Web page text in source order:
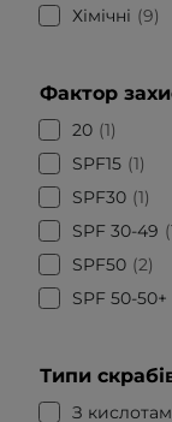
Хімічні
9
Фактор
20 1
SPF15 1
SPF30 1
SPF 30-49
SPF50 2
SPF 50-50+
Типи
З